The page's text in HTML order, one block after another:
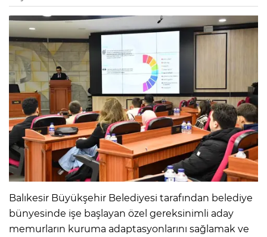
Balıkesir Büyükşehir Belediyesi tarafından belediye
bünyesinde işe başlayan özel gereksinimli aday
memurların kuruma adaptasyonlarını sağlamak ve